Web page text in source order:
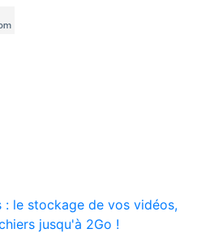
: le stockage de vos vidéos,
jusqu'à 2Go !